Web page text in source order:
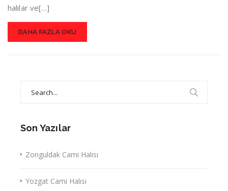
halılar ve[…]
DAHA FAZLA OKU
Son Yazılar
Zonguldak Cami Halısı
Yozgat Cami Halısı